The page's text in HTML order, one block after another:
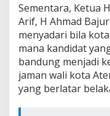
Sementara, Ketua
Arif, H Ahmad
menyadari bila
mana kandidat
bandung menjadi
jaman wali kota
yang berlatar